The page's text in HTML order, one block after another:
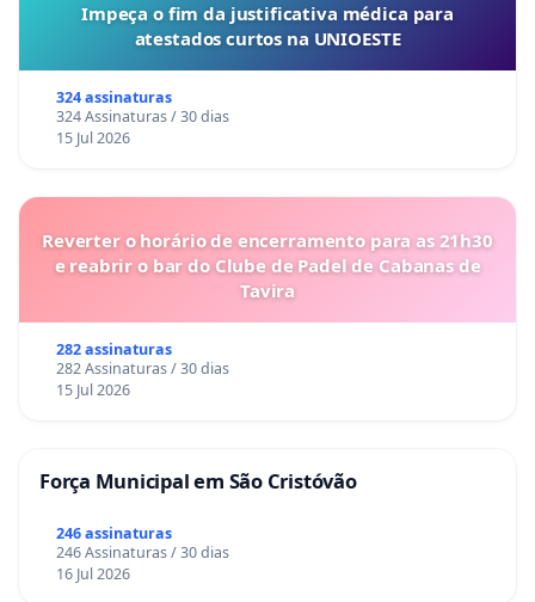
Impeça o fim da justificativa médica para
atestados curtos na UNIOESTE
324 assinaturas
324 Assinaturas / 30 dias
15 Jul 2026
Reverter o horário de encerramento para as 21h30
e reabrir o bar do Clube de Padel de Cabanas de
Tavira
282 assinaturas
282 Assinaturas / 30 dias
15 Jul 2026
Força Municipal em São Cristóvão
246 assinaturas
246 Assinaturas / 30 dias
16 Jul 2026